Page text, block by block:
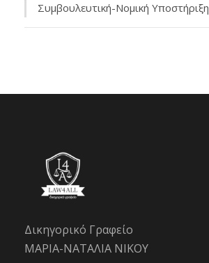
Συμβουλευτική-Νομική Υποστήριξη
Δικηγορικό Γραφείο
ΜΑΡΙΑ-ΝΑΤΑΛΙΑ ΝΙΚΟΥ